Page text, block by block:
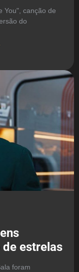
You", canção de
do
estrelas
foram